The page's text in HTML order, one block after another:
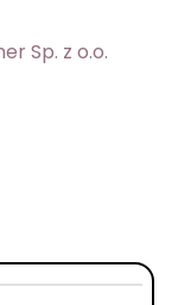
Sp. z o.o.